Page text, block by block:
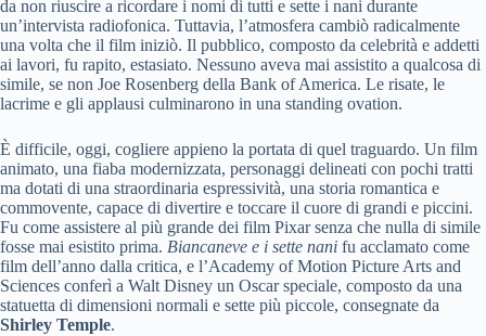
da non riuscire a ricordare i nomi di tutti e sette i nani durante
un’intervista radiofonica. Tuttavia, l’atmosfera cambiò radicalmente
una volta che il film iniziò. Il pubblico, composto da celebrità e addetti
ai lavori, fu rapito, estasiato. Nessuno aveva mai assistito a qualcosa di
simile, se non Joe Rosenberg della Bank of America. Le risate, le
lacrime e gli applausi culminarono in una standing ovation.
È difficile, oggi, cogliere appieno la portata di quel traguardo. Un film
animato, una fiaba modernizzata, personaggi delineati con pochi tratti
ma dotati di una straordinaria espressività, una storia romantica e
commovente, capace di divertire e toccare il cuore di grandi e piccini.
Fu come assistere al più grande dei film Pixar senza che nulla di simile
fosse mai esistito prima. Biancaneve e i sette nani fu acclamato come
film dell’anno dalla critica, e l’Academy of Motion Picture Arts and
Sciences conferì a Walt Disney un Oscar speciale, composto da una
statuetta di dimensioni normali e sette più piccole, consegnate da
Shirley Temple.